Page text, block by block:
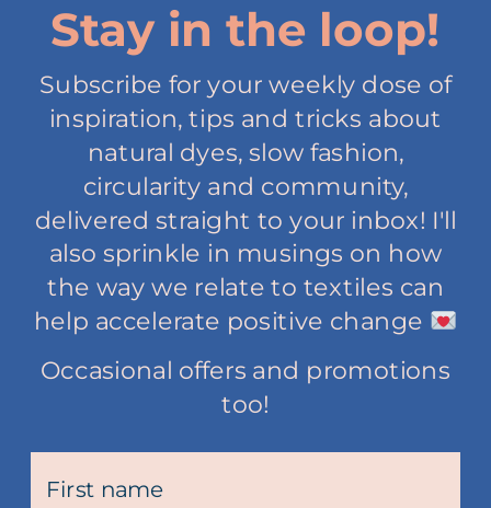
Stay in the loop!
Subscribe for your weekly dose of
inspiration, tips and tricks about
natural dyes, slow fashion,
circularity and community,
delivered straight to your inbox! I'll
also sprinkle in musings on how
the way we relate to textiles can
help accelerate positive change
Occasional offers and promotions
too!